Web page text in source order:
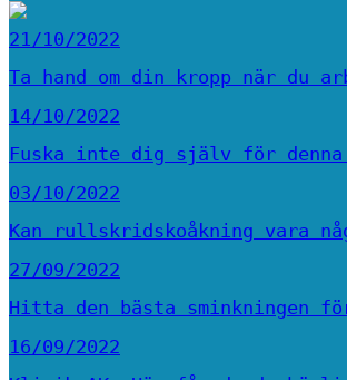
21/10/2022
Ta hand om din kropp när du
14/10/2022
Fuska inte dig själv för denna
03/10/2022
Kan rullskridskoåkning vara
27/09/2022
Hitta den bästa sminkningen
16/09/2022